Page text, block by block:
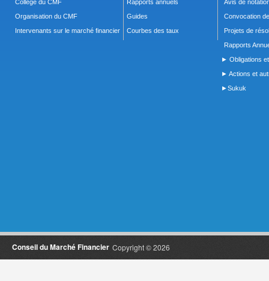
Collège du CMF
Organisation du CMF
Intervenants sur le marché financier
Rapports annuels
Guides
Courbes des taux
Avis de
Convocation
Projets de
Rapports
► Obligations
► Actions et
►Sukuk
Copyright © 2026
Conseil du Marché Financier